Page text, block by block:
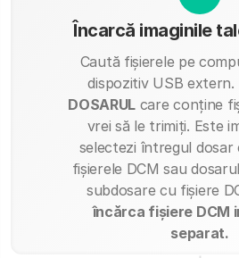
Încarcă imaginile
Caută fișierele pe
dispozitiv USB extern.
DOSARUL care conține
vrei să le trimiți. Este
selectezi întregul dosar
fișierele DCM sau
subdosare cu fișiere
încărca fișiere DCM
separat.